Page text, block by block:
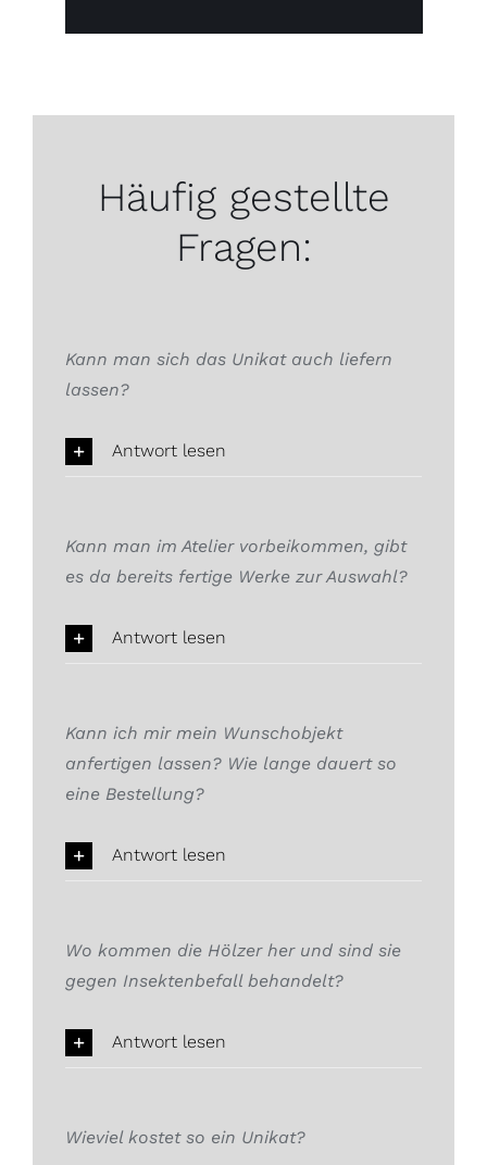
Häufig gestellte
Fragen:
Kann man sich das Unikat auch liefern
lassen?
Antwort lesen
Kann man im Atelier vorbeikommen, gibt
es da bereits fertige Werke zur Auswahl?
Antwort lesen
Kann ich mir mein Wunschobjekt
anfertigen lassen? Wie lange dauert so
eine Bestellung?
Antwort lesen
Wo kommen die Hölzer her und sind sie
gegen Insektenbefall behandelt?
Antwort lesen
Wieviel kostet so ein Unikat?